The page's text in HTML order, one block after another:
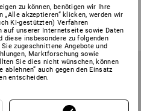
6 Varianten
ab 3,36 €
(m. MwSt.) ab 3 Pack
zu können, benötigen wir Ihre
„Alle akzeptieren“ klicken, werden wir
KI-gestützten) Verfahren
auf unserer Internetseite sowie Daten
diese insbesondere zu folgenden
zugeschnittene Angebote und
Marktforschung sowie
Sie dies nicht wünschen, können
auch gegen den Einsatz
entscheiden.